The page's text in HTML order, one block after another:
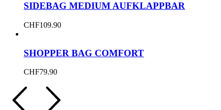
SIDEBAG MEDIUM AUFKLAPPBAR
CHF109.90
SHOPPER BAG COMFORT
CHF79.90